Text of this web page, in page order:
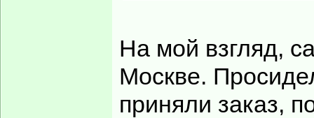
На мой взгляд,
Москве.
приняли заказ,